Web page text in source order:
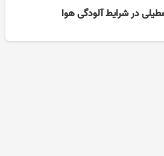
در شرایط آلودگی هوا